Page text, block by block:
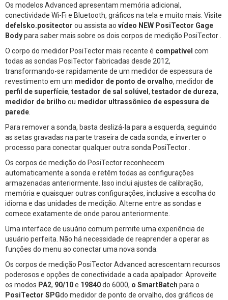
Os modelos Advanced apresentam memória adicional,
conectividade Wi-Fi e Bluetooth, gráficos na tela e muito mais. Visite
defelsko.positector ou assista ao vídeo NEW PosiTector Gage
Bodypara saber mais sobre os dois corpos de medição PosiTector .
O corpo do medidor PosiTector mais recente é compatível com
todas as sondas PosiTector fabricadas desde 2012,
transformando-se rapidamente de um medidor de espessura de
revestimento em um medidor de ponto de orvalho, medidor de
perfil de superfície, testador de sal solúvel, testador de dureza,
medidor de brilho ou medidor ultrassônico de espessura de
parede
Para remover a sonda, basta deslizá-la para a esquerda, seguindo
as setas gravadas na parte traseira de cada sonda, e inverter o
processo para conectar qualquer outra sonda PosiTector .
Os corpos de medição do PosiTector reconhecem
automaticamente a sonda e retêm todas as configurações
armazenadas anteriormente. Isso inclui ajustes de calibração,
memória e quaisquer outras configurações, inclusive a escolha do
idioma e das unidades de medição. Alterne entre as sondas e
comece exatamente de onde parou anteriormente.
Uma interface de usuário comum permite uma experiência de
usuário perfeita. Não há necessidade de reaprender a operar as
funções do menu ao conectar uma nova sonda.
Os corpos de medição PosiTector Advanced acrescentam recursos
poderosos e opções de conectividade a cada apalpador. Aproveite
os modos PA2, 90/10e 19840do 6000, o SmartBatch para o
PosiTector SPGdo medidor de ponto de orvalho, dos gráficos de